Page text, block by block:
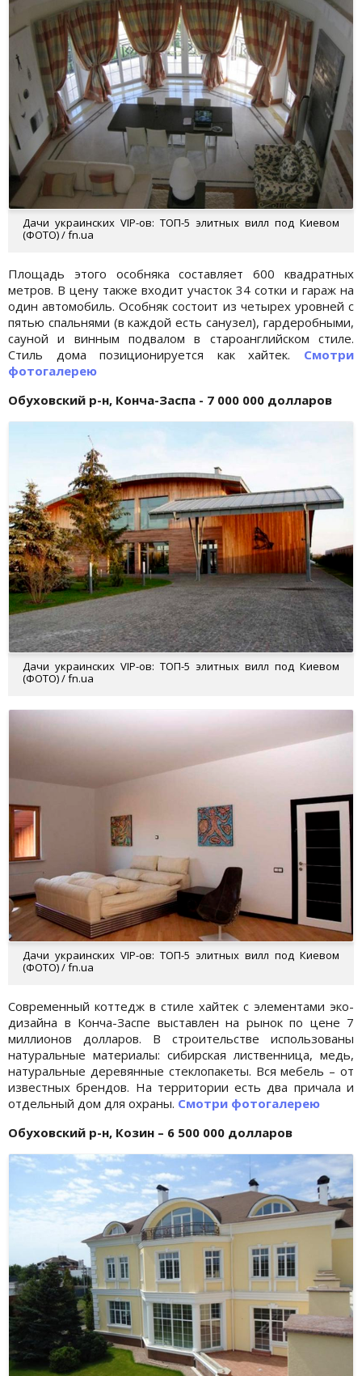
Дачи украинских VIP-ов: ТОП-5 элитных вилл под Киевом
(ФОТО) / fn.ua
Площадь этого особняка составляет 600 квадратных
метров. В цену также входит участок 34 сотки и гараж на
один автомобиль. Особняк состоит из четырех уровней с
пятью спальнями (в каждой есть санузел), гардеробными,
сауной и винным подвалом в староанглийском стиле.
Стиль дома позиционируется как хайтек. Смотри
фотогалерею
Обуховский р-н, Конча-Заспа - 7 000 000 долларов
Дачи украинских VIP-ов: ТОП-5 элитных вилл под Киевом
(ФОТО) / fn.ua
Дачи украинских VIP-ов: ТОП-5 элитных вилл под Киевом
(ФОТО) / fn.ua
Современный коттедж в стиле хайтек с элементами эко-
дизайна в Конча-Заспе выставлен на рынок по цене 7
миллионов долларов. В строительстве использованы
натуральные материалы: сибирская лиственница, медь,
натуральные деревянные стеклопакеты. Вся мебель – от
известных брендов. На территории есть два причала и
отдельный дом для охраны. Смотри фотогалерею
Обуховский р-н, Козин – 6 500 000 долларов